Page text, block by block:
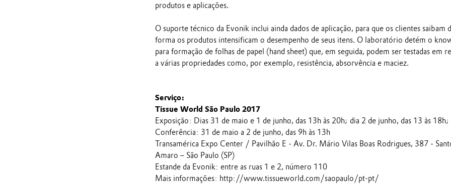
produtos e aplicações.
O suporte técnico da Evonik inclui ainda dados de aplicação, para que os clientes saibam
forma os produtos intensificam o desempenho de seus itens. O laboratório detém o
para formação de folhas de papel (hand sheet) que, em seguida, podem ser testadas em
a várias propriedades como, por exemplo, resistência, absorvência e maciez.
Serviço:
Tissue World São Paulo 2017
Exposição: Dias 31 de maio e 1 de junho, das 13h às 20h; dia 2 de junho, das 13 às 18h;
Conferência: 31 de maio a 2 de junho, das 9h às 13h
Transamérica Expo Center / Pavilhão E - Av. Dr. Mário Vilas Boas Rodrigues, 387 -
Amaro – São Paulo (SP)
Estande da Evonik: entre as ruas 1 e 2, número 110
Mais informações: http://www.tissueworld.com/saopaulo/pt-pt/